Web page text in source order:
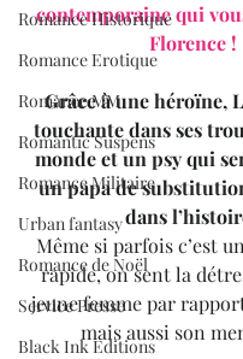
Romance Historique
Romance Erotique
Romance MM
Romantic Suspens
Romance Militaire
Urban fantasy
Romance de Noël
Service Presse
Black Ink Editions
contemporaine qui
Florence !
Grâce à une héroïne,
touchante dans ses
monde et un psy qui
un papa de
dans
Même si parfois c’est
rapide, on sent la
jeune femme par
mais aussi son